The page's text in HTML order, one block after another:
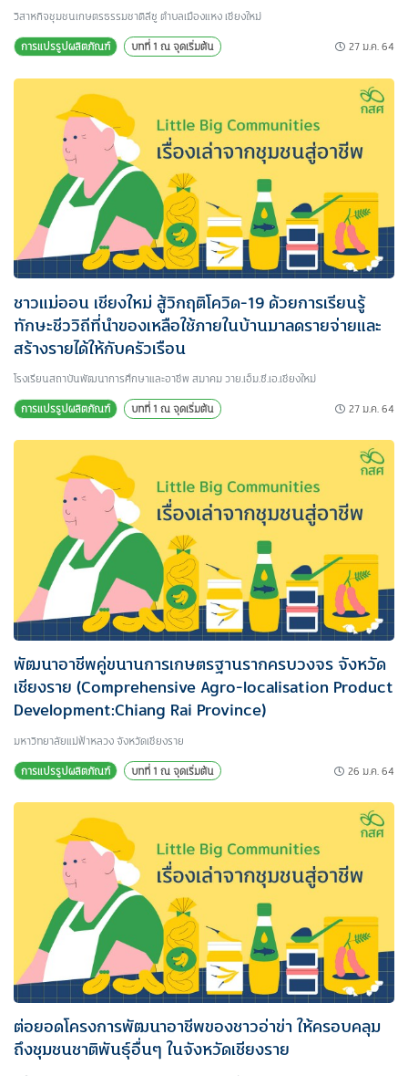
วิสาหกิจชุมชนเกษตรธรรมชาติลีซู ตำบลเมืองแหง เชียงใหม่
การแปรรูปผลิตภัณฑ์
บทที่ 1 ณ จุดเริ่มต้น 27 ม.ค. 64
ชาวแม่ออน เชียงใหม่ สู้วิกฤติโควิด-19 ด้วยการเรียนรู้
ทักษะชีววิถีที่นำของเหลือใช้ภายในบ้านมาลดรายจ่ายและ
สร้างรายได้ให้กับครัวเรือน
โรงเรียนสถาบันพัฒนาการศึกษาและอาชีพ สมาคม วาย.เอ็ม.ซี.เอ.เชียงใหม่
การแปรรูปผลิตภัณฑ์
บทที่ 1 ณ จุดเริ่มต้น 27 ม.ค. 64
พัฒนาอาชีพคู่ขนานการเกษตรฐานรากครบวงจร จังหวัด
เชียงราย (Comprehensive Agro-localisation Product
Development:Chiang Rai Province)
มหาวิทยาลัยแม่ฟ้าหลวง จังหวัดเชียงราย
การแปรรูปผลิตภัณฑ์
บทที่ 1 ณ จุดเริ่มต้น 26 ม.ค. 64
ต่อยอดโครงการพัฒนาอาชีพของชาวอ่าข่า ให้ครอบคลุม
ถึงชุมชนชาติพันธุ์อื่นๆ ในจังหวัดเชียงราย